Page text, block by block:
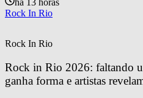
há 13 horas
Rock In Rio
Rock In Rio
Rock in Rio 2026: faltando
ganha forma e artistas